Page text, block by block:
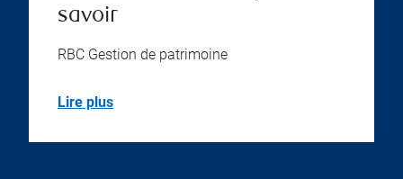
savoir
RBC Gestion de patrimoine
Lire plus